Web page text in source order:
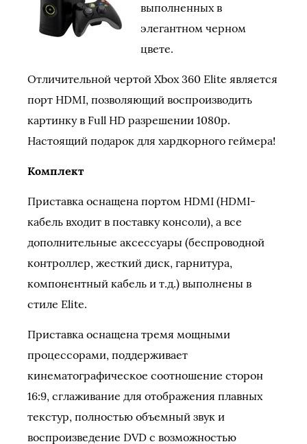
выполненных в
элегантном черном
цвете.
Отличительной чертой Xbox 360 Elite является
порт HDMI, позволяющий воспроизводить
картинку в Full HD разрешении 1080p.
Настоящий подарок для хардкорного геймера!
Комплект
Приставка оснащена портом HDMI (HDMI-
кабель входит в поставку консоли), а все
дополнительные аксессуары (беспроводной
контроллер, жесткий диск, гарнитура,
компонентный кабель и т.д.) выполнены в
стиле Elite.
Приставка оснащена тремя мощными
процессорами, поддерживает
кинематографическое соотношение сторон
16:9, сглаживание для отображения плавных
текстур, полностью объемный звук и
воспроизведение DVD с возможностью